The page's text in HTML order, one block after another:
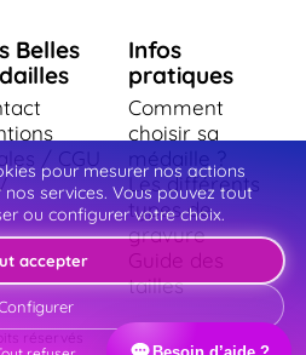
Belles
/ CGU
Infos
pratiques
Comment
choisir sa
médaille ?
Les différents
types de
gravure
Guide des
tailles
réservés
Besoin d’aide ?
pour mesurer nos actions
services. Vous pouvez tout
ou configurer votre choix.
accepter